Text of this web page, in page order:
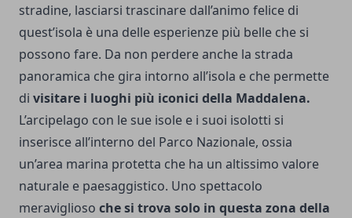
stradine, lasciarsi trascinare dall’animo felice di
quest’isola è una delle esperienze più belle che si
possono fare. Da non perdere anche la strada
panoramica che gira intorno all’isola e che permette
di visitare i luoghi più iconici della Maddalena.
L’arcipelago con le sue isole e i suoi isolotti si
inserisce all’interno del Parco Nazionale, ossia
un’area marina protetta che ha un altissimo valore
naturale e paesaggistico. Uno spettacolo
meraviglioso che si trova solo in questa zona della